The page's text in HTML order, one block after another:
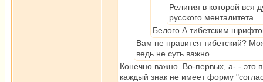
Религия в которой вся
русского менталитета.
Белого А тибетским
Вам не нравится тибетский?
ведь не суть важно.
Конечно важно. Во-первых, a- - это
каждый знак не имеет форму